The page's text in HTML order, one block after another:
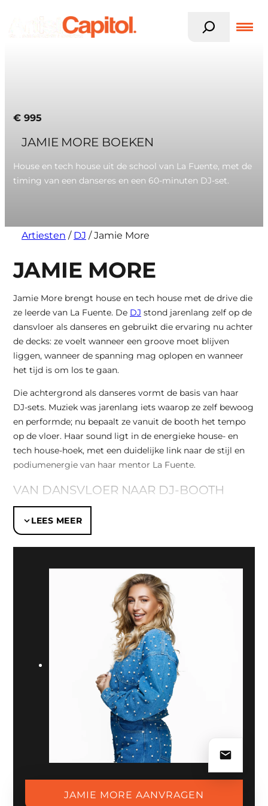
€ 995
JAMIE MORE BOEKEN
House en tech house uit de school van La Fuente, met de
timing van een danseres en een 60-minuten DJ-set.
Artiesten / DJ /Jamie More
JAMIE MORE
Jamie More brengt house en tech house met de drive die
ze leerde van La Fuente. De DJ stond jarenlang zelf op de
dansvloer als danseres en gebruikt die ervaring nu achter
de decks: ze voelt wanneer een groove moet blijven
liggen, wanneer de spanning mag oplopen en wanneer
het tijd is om los te gaan.
Die achtergrond als danseres vormt de basis van haar
DJ-sets. Muziek was jarenlang iets waarop ze zelf bewoog
en performde; nu bepaalt ze vanuit de booth het tempo
op de vloer. Haar sound ligt in de energieke house- en
tech house-hoek, met een duidelijke link naar de stijl en
podiumenergie van haar mentor La Fuente.
VAN DANSVLOER NAAR DJ-BOOTH
Jamie leerde het DJ-vak van
zijn begeleiding verder als artiest. Die samenwerking
gaat verder dan een naam in haar biografie: hij helpt haar
achter haar nieuwe carrière. Tijdens een recente set dook
La Fuente onverwacht op voor een B2B, nadat Jamie de
dansvloer al in beweging had gekregen.
De stap naar eigen podia gaat snel. Op haar officiële
deelt ze veel livebeelden van shows, nieuwe
boekingen en haar ontwikkeling als DJ.
ZWARTE CROSS EN NIEUWE
FESTIVALSHOWS
In 2026 groeit de agenda door met opvallende
festivalboekingen. Jamie staat op de Zwarte Cross, op de
SLAM!-stage van Ultrasonic Festival en op Glemmer
Beach. Daar deelt ze de line-up met gevestigde namen
uit de Nederlandse dance- en livewereld, waaronder
opnieuw La Fuente.
LEES MEER
JAMIE MORE AANVRAGEN